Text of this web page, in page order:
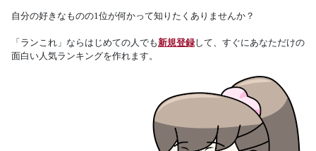
自分の好きなものの1位が何かって知りたくありませんか？
「ランこれ」ならはじめての人でも新規登録して、すぐにあなただけの
面白い人気ランキングを作れます。